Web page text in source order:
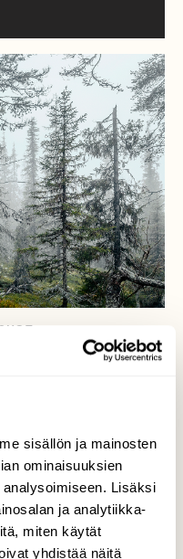
sisällön ja mainosten
ominaisuuksien
Lisäksi
ja analytiikka-
miten käytät
yhdistää näitä
kohtalo